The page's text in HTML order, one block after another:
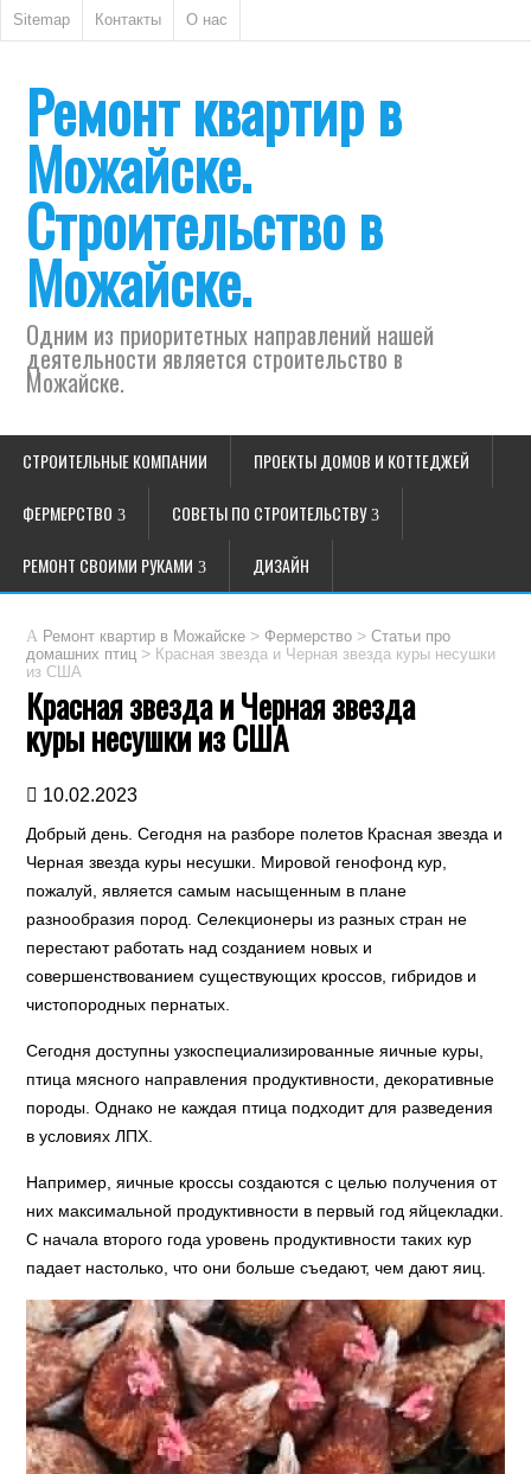
Sitemap Контакты О нас
Ремонт квартир в
Можайске.
Строительство в
Можайске.
Одним из приоритетных направлений нашей
деятельности является строительство в
Можайске.
СТРОИТЕЛЬНЫЕ КОМПАНИИ ПРОЕКТЫ ДОМОВ И КОТТЕДЖЕЙ
ФЕРМЕРСТВО СОВЕТЫ ПО СТРОИТЕЛЬСТВУ
РЕМОНТ СВОИМИ РУКАМИ ДИЗАЙН
Ремонт квартир в Можайске > Фермерство >Статьи про
домашних птиц > Красная звезда и Черная звезда куры несушки
из США
Красная звезда и Черная звезда
куры несушки из США
10.02.2023
Добрый день. Сегодня на разборе полетов Красная звезда и
Черная звезда куры несушки. Мировой генофонд кур,
пожалуй, является самым насыщенным в плане
разнообразия пород. Селекционеры из разных стран не
перестают работать над созданием новых и
совершенствованием существующих кроссов, гибридов и
чистопородных пернатых.
Сегодня доступны узкоспециализированные яичные куры,
птица мясного направления продуктивности, декоративные
породы. Однако не каждая птица подходит для разведения
в условиях ЛПХ.
Например, яичные кроссы создаются с целью получения от
них максимальной продуктивности в первый год яйцекладки.
С начала второго года уровень продуктивности таких кур
падает настолько, что они больше съедают, чем дают яиц.